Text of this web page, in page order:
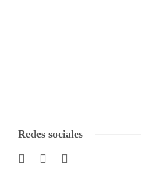
Redes sociales